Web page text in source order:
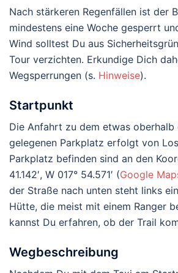
Nach stärkeren Regenfällen ist der
mindestens eine Woche gesperrt
Wind solltest Du aus
Tour verzichten. Erkundige Dich
Wegsperrungen (s. Hinweise).
Startpunkt
Die Anfahrt zu dem etwas oberhalb
gelegenen Parkplatz erfolgt von
Parkplatz befinden sind an den
41.142′, W 017° 54.571′ (Google
der Straße nach unten steht links
Hütte, die meist mit einem Ranger
kannst Du erfahren, ob der Trail
Wegbeschreibung